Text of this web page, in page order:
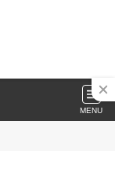
MENU